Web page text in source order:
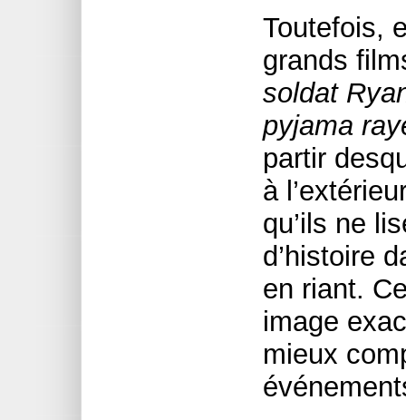
Toutefois,
grands
soldat
pyjama
partir
à
qu’ils ne
d’histoire
en riant.
image
mieux